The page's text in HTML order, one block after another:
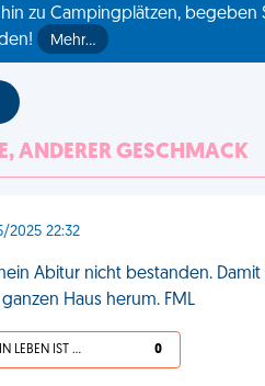
zu Campingplätzen, begeben
Mehr…
ANDERER GESCHMACK
2025 22:32
Abitur nicht bestanden.
Haus herum. FML
ICH STIMME ZU, DEIN LEBEN IST SCHEISSE 0